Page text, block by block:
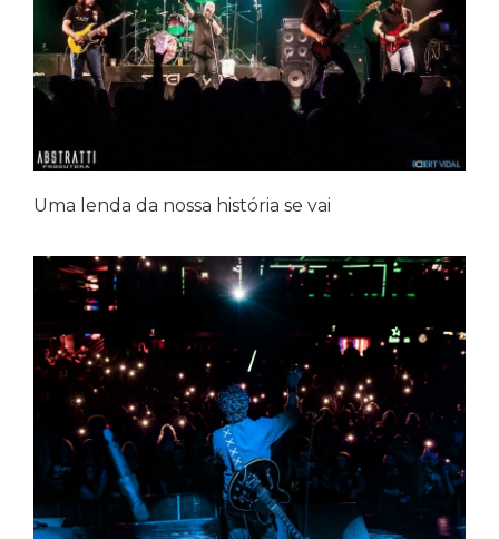
Uma lenda da nossa história se vai